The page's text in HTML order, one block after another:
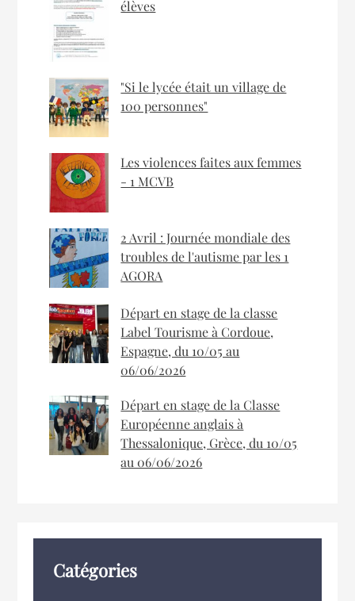
élèves
"Si le lycée était un village de
100 personnes"
Les violences faites aux femmes
- 1 MCVB
2 Avril : Journée mondiale des
troubles de l'autisme par les 1
AGORA
Départ en stage de la classe
Label Tourisme à Cordoue,
Espagne, du 10/05 au
06/06/2026
Départ en stage de la Classe
Européenne anglais à
Thessalonique, Grèce, du 10/05
au 06/06/2026
Catégories